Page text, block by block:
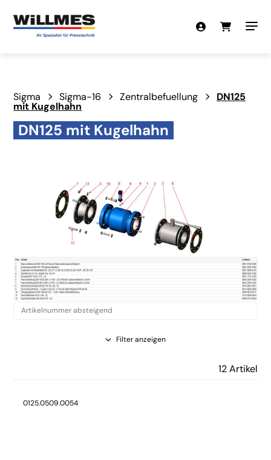
Sigma Sigma-16 Zentralbefuellung DN125
mit Kugelhahn
DN125 mit Kugelhahn
Filter anzeigen
12 Artikel
0125.0509.0054